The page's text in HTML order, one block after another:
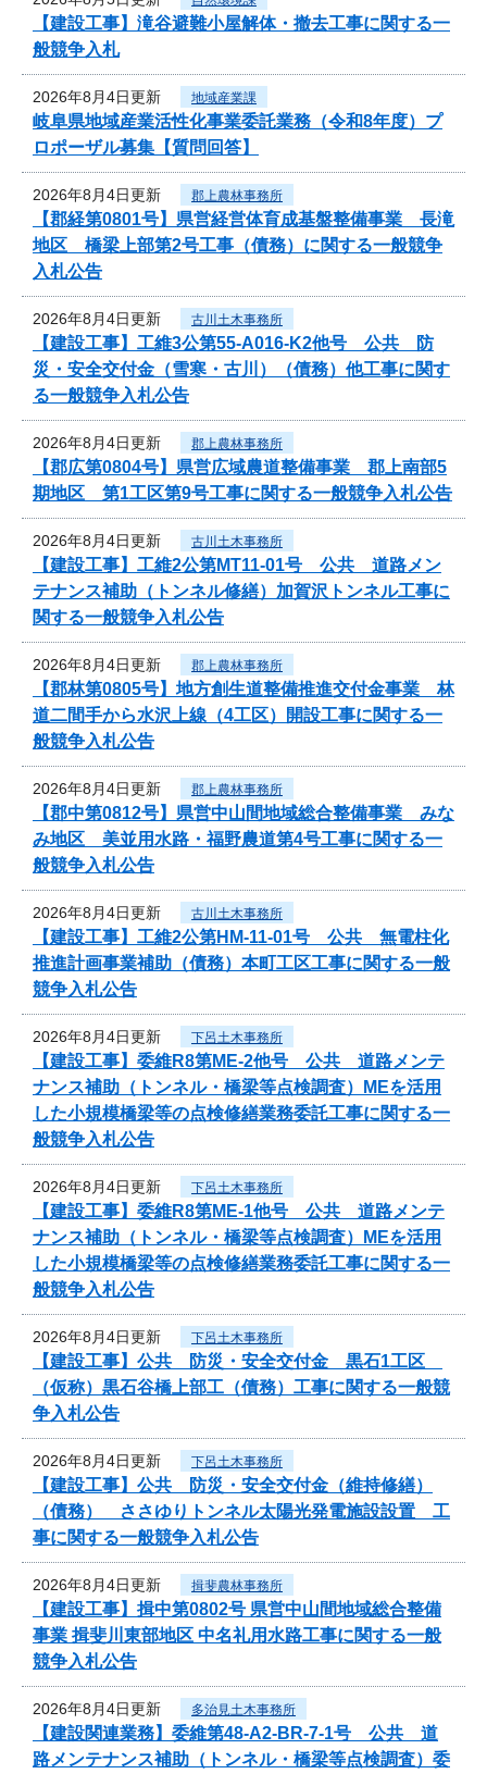
【建設工事】滝谷避難小屋解体・撤去工事に関する一
般競争入札
2026年8月4日更新 地域産業課
岐阜県地域産業活性化事業委託業務（令和8年度）プ
ロポーザル募集【質問回答】
2026年8月4日更新 郡上農林事務所
【郡経第0801号】県営経営体育成基盤整備事業 長滝
地区 橋梁上部第2号工事（債務）に関する一般競争
入札公告
2026年8月4日更新 古川土木事務所
【建設工事】工維3公第55-A016-K2他号 公共 防
災・安全交付金（雪寒・古川）（債務）他工事に関す
る一般競争入札公告
2026年8月4日更新 郡上農林事務所
【郡広第0804号】県営広域農道整備事業 郡上南部5
期地区 第1工区第9号工事に関する一般競争入札公告
2026年8月4日更新 古川土木事務所
【建設工事】工維2公第MT11-01号 公共 道路メン
テナンス補助（トンネル修繕）加賀沢トンネル工事に
関する一般競争入札公告
2026年8月4日更新 郡上農林事務所
【郡林第0805号】地方創生道整備推進交付金事業 林
道二間手から水沢上線（4工区）開設工事に関する一
般競争入札公告
2026年8月4日更新 郡上農林事務所
【郡中第0812号】県営中山間地域総合整備事業 みな
み地区 美並用水路・福野農道第4号工事に関する一
般競争入札公告
2026年8月4日更新 古川土木事務所
【建設工事】工維2公第HM-11-01号 公共 無電柱化
推進計画事業補助（債務）本町工区工事に関する一般
競争入札公告
2026年8月4日更新 下呂土木事務所
【建設工事】委維R8第ME-2他号 公共 道路メンテ
ナンス補助（トンネル・橋梁等点検調査）MEを活用
した小規模橋梁等の点検修繕業務委託工事に関する一
般競争入札公告
2026年8月4日更新 下呂土木事務所
【建設工事】委維R8第ME-1他号 公共 道路メンテ
ナンス補助（トンネル・橋梁等点検調査）MEを活用
した小規模橋梁等の点検修繕業務委託工事に関する一
般競争入札公告
2026年8月4日更新 下呂土木事務所
【建設工事】公共 防災・安全交付金 黒石1工区
（仮称）黒石谷橋上部工（債務）工事に関する一般競
争入札公告
2026年8月4日更新 下呂土木事務所
【建設工事】公共 防災・安全交付金（維持修繕）
（債務） ささゆりトンネル太陽光発電施設設置 工
事に関する一般競争入札公告
2026年8月4日更新 揖斐農林事務所
【建設工事】揖中第0802号 県営中山間地域総合整備
事業 揖斐川東部地区 中名礼用水路工事に関する一般
競争入札公告
2026年8月4日更新 多治見土木事務所
【建設関連業務】委維第48-A2-BR-7-1号 公共 道
路メンテナンス補助（トンネル・橋梁等点検調査）委